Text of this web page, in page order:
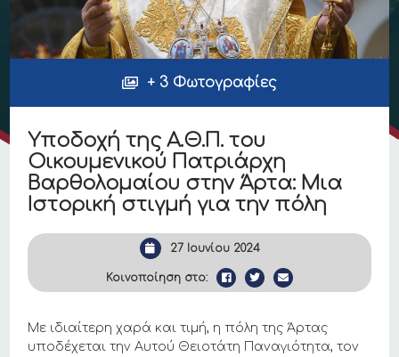
+ 3 Φωτογραφίες
Υποδοχή της Α.Θ.Π. του
Οικουμενικού Πατριάρχη
Βαρθολομαίου στην Άρτα: Μια
Ιστορική στιγμή για την πόλη
27 Ιουνίου 2024
Κοινοποίηση στο:
Με ιδιαίτερη χαρά και τιμή, η πόλη της Άρτας
υποδέχεται την Αυτού Θειοτάτη Παναγιότητα, τον